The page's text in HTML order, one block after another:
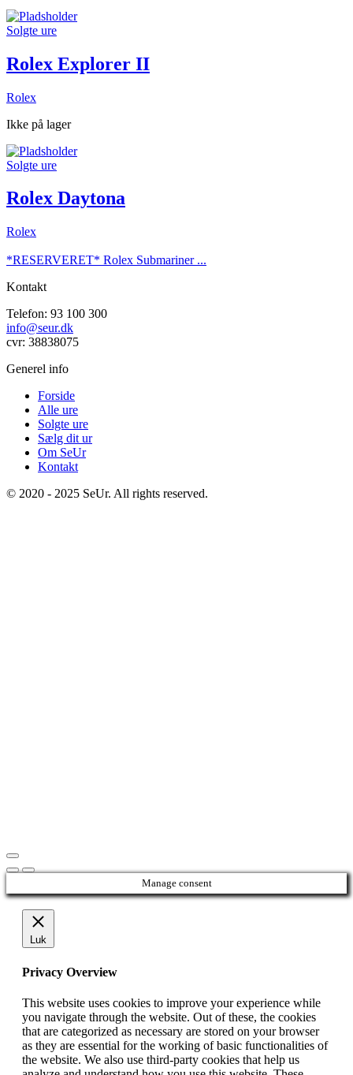
Solgte ure
Rolex Explorer II
Rolex
Ikke på lager
Solgte ure
Rolex Daytona
Rolex
*RESERVERET* Rolex Submariner ...
Kontakt
Telefon: 93 100 300
info@seur.dk
cvr: 38838075
Generel info
Forside
Alle ure
Solgte ure
Sælg dit ur
Om SeUr
Kontakt
© 2020 - 2025 SeUr. All rights reserved.
Manage consent
Luk
Privacy Overview
This website uses cookies to improve your experience while
you navigate through the website. Out of these, the cookies
that are categorized as necessary are stored on your browser
as they are essential for the working of basic functionalities of
the website. We also use third-party cookies that help us